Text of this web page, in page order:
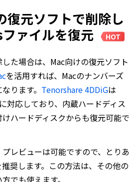
復元ソフトで削除し
ァイルを復元
HOT
た場合は、Mac向けの復元ソフト
を活用すれば、Macのナンバーズ
ります。 Tenorshare 4DDiGは
対応しており、内蔵ハードディス
ハードディスクからも復元可能で
レビューは可能ですので、とりあ
奨します。この方法は、その他の